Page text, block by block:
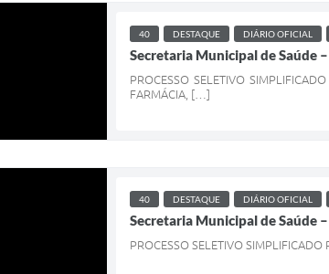
40 DESTAQUE DIÁRIO OFICIAL
Secretaria Municipal de Saúde
PROCESSO SELETIVO
FARMÁCIA, […]
40 DESTAQUE DIÁRIO OFICIAL
Secretaria Municipal de Saúde
PROCESSO SELETIVO